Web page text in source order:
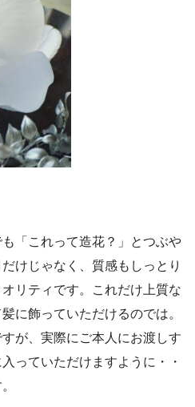
「これって造花？」とつぶや
けじゃなく、質感もしっとり
リティです。これだけ上質な
に飾っていただけるのでは。
が、実際にご本人にお渡しす
っていただけますように・・